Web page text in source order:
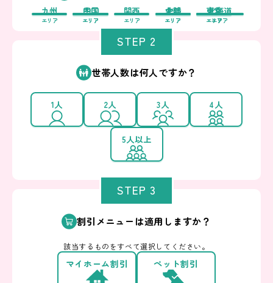
北海道
エリア
東北
エリア
東京
エリア
中部
エリア
北陸
エリア
関西
エリア
中国
エリア
四国
エリア
九州
エリア
STEP 2
世帯人数は何人ですか？
1人 2人 3人 4人
5人以上
STEP 3
割引メニューは適用しますか？
該当するものをすべて選択してください。
マイホーム割引 ペット割引